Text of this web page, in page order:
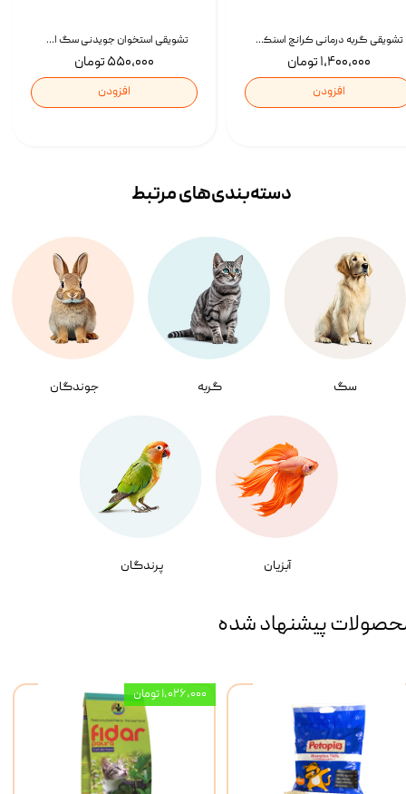
تشویقی استخوان جویدنی سگ اسنکی کرانچی با طعم مرغ Snacky Crunchy Munchy وزن 100 گرم
۵۵۰,۰۰۰ تومان
افزودن
تشویقی گربه درمانی کرانچ اسنکی با طعم میکس Snacky Crunch Cat Treats وزن 60 گرم بسته 4 عددی
۱,۴۰۰,۰۰۰ تومان
افزودن
سگ گربه جوندگان
آبزیان پرندگان
دسته‌بندی‌‌های مرتبط
پیشنهاد شده
۱,۰۲۶,۰۰۰ تومان